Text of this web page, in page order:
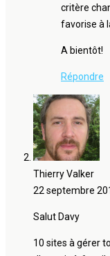
critère
favorise à
A bientôt!
Répondre
Thierry Valker
22 septembre
Salut Davy
10 sites à gérer